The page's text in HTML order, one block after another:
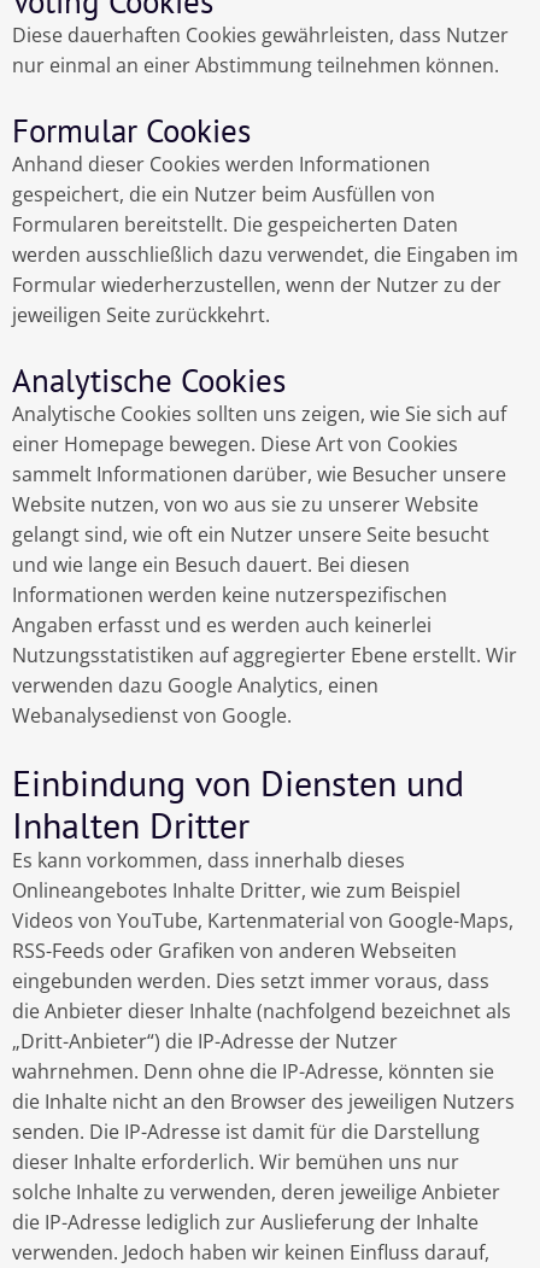
Diese dauerhaften Cookies gewährleisten, dass Nutzer
nur einmal an einer Abstimmung teilnehmen können.
Formular Cookies
Anhand dieser Cookies werden Informationen
gespeichert, die ein Nutzer beim Ausfüllen von
Formularen bereitstellt. Die gespeicherten Daten
werden ausschließlich dazu verwendet, die Eingaben im
Formular wiederherzustellen, wenn der Nutzer zu der
jeweiligen Seite zurückkehrt.
Analytische Cookies
Analytische Cookies sollten uns zeigen, wie Sie sich auf
einer Homepage bewegen. Diese Art von Cookies
sammelt Informationen darüber, wie Besucher unsere
Website nutzen, von wo aus sie zu unserer Website
gelangt sind, wie oft ein Nutzer unsere Seite besucht
und wie lange ein Besuch dauert. Bei diesen
Informationen werden keine nutzerspezifischen
Angaben erfasst und es werden auch keinerlei
Nutzungsstatistiken auf aggregierter Ebene erstellt. Wir
verwenden dazu Google Analytics, einen
Webanalysedienst von Google.
Einbindung von Diensten und
Inhalten Dritter
Es kann vorkommen, dass innerhalb dieses
Onlineangebotes Inhalte Dritter, wie zum Beispiel
Videos von YouTube, Kartenmaterial von Google-Maps,
RSS-Feeds oder Grafiken von anderen Webseiten
eingebunden werden. Dies setzt immer voraus, dass
die Anbieter dieser Inhalte (nachfolgend bezeichnet als
„Dritt-Anbieter“) die IP-Adresse der Nutzer
wahrnehmen. Denn ohne die IP-Adresse, könnten sie
die Inhalte nicht an den Browser des jeweiligen Nutzers
senden. Die IP-Adresse ist damit für die Darstellung
dieser Inhalte erforderlich. Wir bemühen uns nur
solche Inhalte zu verwenden, deren jeweilige Anbieter
die IP-Adresse lediglich zur Auslieferung der Inhalte
verwenden. Jedoch haben wir keinen Einfluss darauf,